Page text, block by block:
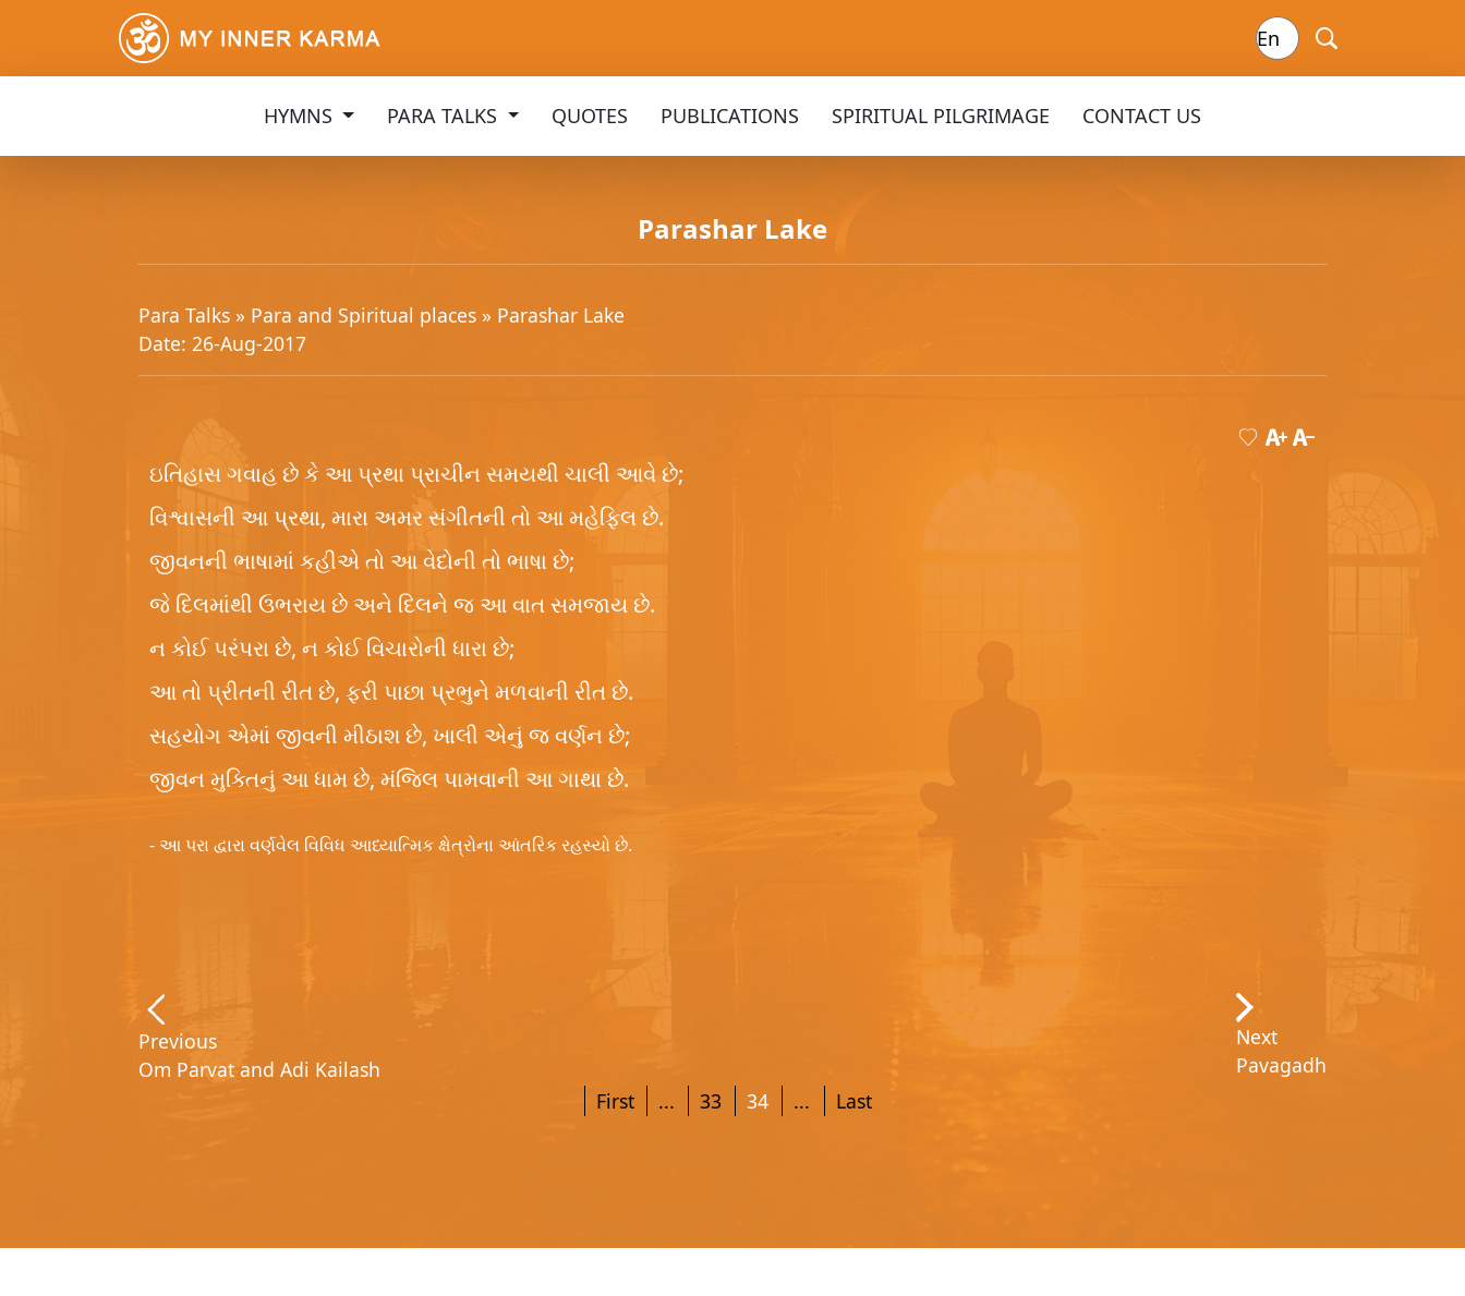
HYMNS PARA TALKS QUOTES PUBLICATIONS SPIRITUAL PILGRIMAGE CONTACT US
Parashar Lake
Para Talks » Para and Spiritual places » Parashar Lake
Date: 26-Aug-2017
ઇતિહાસ ગવાહ છે કે આ પ્રથા પ્રાચીન સમયથી ચાલી આવે છે;
વિશ્વાસની આ પ્રથા, મારા અમર સંગીતની તો આ મહેફિલ છે.
જીવનની ભાષામાં કહીએ તો આ વેદોની તો ભાષા છે;
જે દિલમાંથી ઉભરાય છે અને દિલને જ આ વાત સમજાય છે.
ન કોઈ પરંપરા છે, ન કોઈ વિચારોની ધારા છે;
આ તો પ્રીતની રીત છે, ફરી પાછા પ્રભુને મળવાની રીત છે.
સહયોગ એમાં જીવની મીઠાશ છે, ખાલી એનું જ વર્ણન છે;
જીવન મુક્તિનું આ ધામ છે, મંજિલ પામવાની આ ગાથા છે.
- આ પરા દ્વારા વર્ણવેલ વિવિધ આધ્યાત્મિક ક્ષેત્રોના આંતરિક રહસ્યો છે.
Previous
Om Parvat and Adi Kailash
Next
Pavagadh
First
... 33 34 ... Last